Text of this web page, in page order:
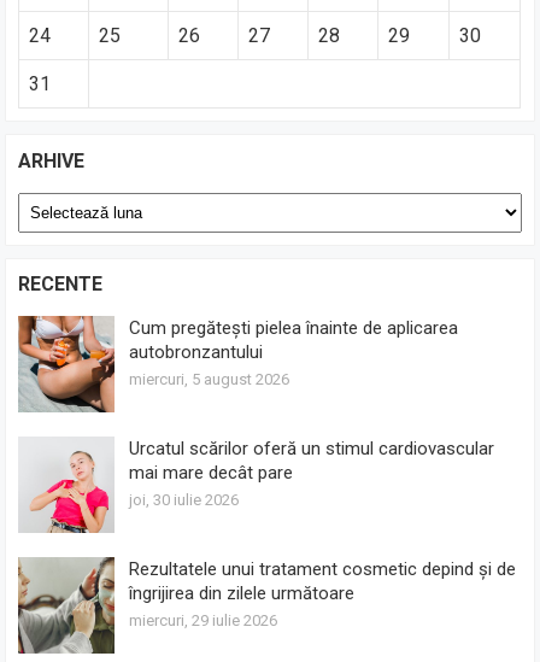
24 25 26 27 28 29 30
31
ARHIVE
Arhive
RECENTE
Cum pregătești pielea înainte de aplicarea
autobronzantului
miercuri, 5 august 2026
Urcatul scărilor oferă un stimul cardiovascular
mai mare decât pare
joi, 30 iulie 2026
Rezultatele unui tratament cosmetic depind și de
îngrijirea din zilele următoare
miercuri, 29 iulie 2026